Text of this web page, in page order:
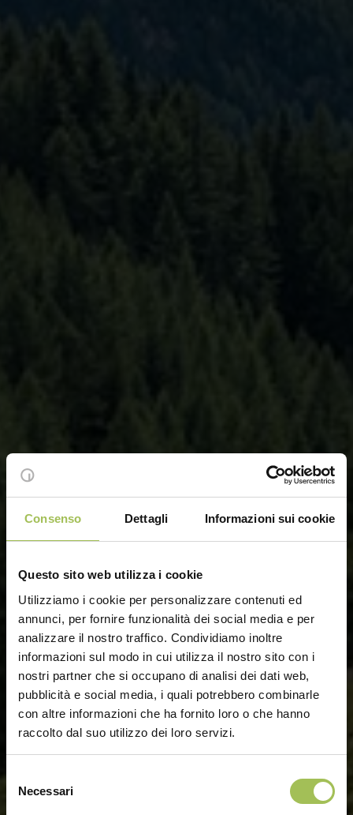
Consenso Dettagli Informazioni sui cookie
Questo sito web utilizza i cookie
Utilizziamo i cookie per personalizzare contenuti ed
annunci, per fornire funzionalità dei social media e per
analizzare il nostro traffico. Condividiamo inoltre
informazioni sul modo in cui utilizza il nostro sito con i
nostri partner che si occupano di analisi dei dati web,
pubblicità e social media, i quali potrebbero combinarle
con altre informazioni che ha fornito loro o che hanno
raccolto dal suo utilizzo dei loro servizi.
delNecessari